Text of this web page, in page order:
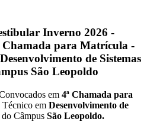
Inverno 2026 -
Chamada para Matrícula -
de Sistemas
São Leopoldo
em 4ª Chamada para
Técnico em Desenvolvimento de
Câmpus São Leopoldo.